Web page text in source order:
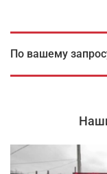
По вашему